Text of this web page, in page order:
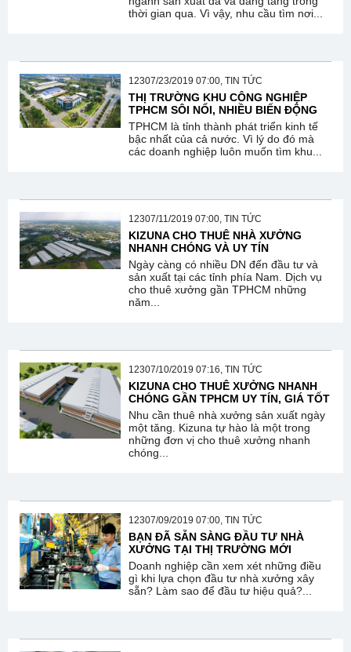
thời gian qua. Vì vậy, nhu cầu tìm nơi...
12307/23/2019 07:00, TIN TỨC
THỊ TRƯỜNG KHU CÔNG NGHIỆP
TPHCM SÔI NỔI, NHIỀU BIẾN ĐỘNG
TPHCM là tỉnh thành phát triển kinh tế
bậc nhất của cả nước. Vì lý do đó mà
các doanh nghiệp luôn muốn tìm khu...
12307/11/2019 07:00, TIN TỨC
KIZUNA CHO THUÊ NHÀ XƯỞNG
NHANH CHÓNG VÀ UY TÍN
Ngày càng có nhiều DN đến đầu tư và
sản xuất tại các tỉnh phía Nam. Dịch vụ
cho thuê xưởng gần TPHCM những
năm...
12307/10/2019 07:16, TIN TỨC
KIZUNA CHO THUÊ XƯỞNG NHANH
CHÓNG GẦN TPHCM UY TÍN, GIÁ TỐT
Nhu cần thuê nhà xưởng sản xuất ngày
một tăng. Kizuna tự hào là một trong
những đơn vị cho thuê xưởng nhanh
chóng...
12307/09/2019 07:00, TIN TỨC
BẠN ĐÃ SẴN SÀNG ĐẦU TƯ NHÀ
XƯỞNG TẠI THỊ TRƯỜNG MỚI
Doanh nghiệp cần xem xét những điều
gì khi lựa chọn đầu tư nhà xưởng xây
sẵn? Làm sao để đầu tư hiệu quả?...